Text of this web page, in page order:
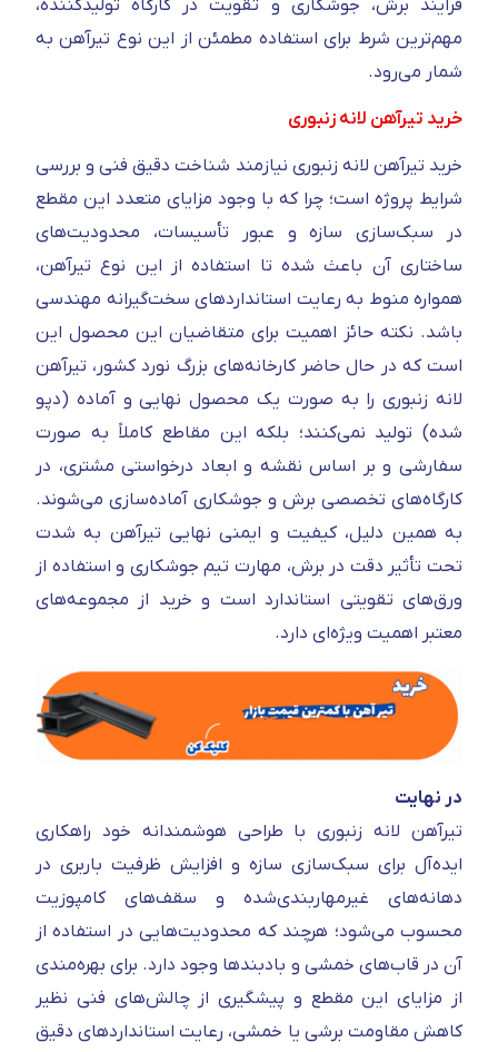
فرآیند برش، جوشکاری و تقویت در کارگاه تولیدکننده،
مهم‌ترین شرط برای استفاده مطمئن از این نوع تیرآهن به
شمار می‌رود.
خرید تیرآهن لانه زنبوری
خرید تیرآهن لانه زنبوری نیازمند شناخت دقیق فنی و بررسی
شرایط پروژه است؛ چرا که با وجود مزایای متعدد این مقطع
در سبک‌سازی سازه و عبور تأسیسات، محدودیت‌های
ساختاری آن باعث شده تا استفاده از این نوع تیرآهن،
همواره منوط به رعایت استانداردهای سخت‌گیرانه مهندسی
باشد. نکته حائز اهمیت برای متقاضیان این محصول این
است که در حال حاضر کارخانه‌های بزرگ نورد کشور، تیرآهن
لانه زنبوری را به صورت یک محصول نهایی و آماده (دپو
شده) تولید نمی‌کنند؛ بلکه این مقاطع کاملاً به صورت
سفارشی و بر اساس نقشه و ابعاد درخواستی مشتری، در
کارگاه‌های تخصصی برش و جوشکاری آماده‌سازی می‌شوند.
به همین دلیل، کیفیت و ایمنی نهایی تیرآهن به شدت
تحت تأثیر دقت در برش، مهارت تیم جوشکاری و استفاده از
ورق‌های تقویتی استاندارد است و خرید از مجموعه‌های
معتبر اهمیت ویژه‌ای دارد.
در نهایت
تیرآهن لانه زنبوری با طراحی هوشمندانه خود راهکاری
ایده‌آل برای سبک‌سازی سازه و افزایش ظرفیت باربری در
دهانه‌های غیرمهاربندی‌شده و سقف‌های کامپوزیت
محسوب می‌شود؛ هرچند که محدودیت‌هایی در استفاده از
آن در قاب‌های خمشی و بادبندها وجود دارد. برای بهره‌مندی
از مزایای این مقطع و پیشگیری از چالش‌های فنی نظیر
کاهش مقاومت برشی یا خمشی، رعایت استانداردهای دقیق